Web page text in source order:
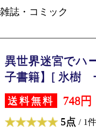
誌・コミック
異世界迷宮でハ
子書籍】[ 氷樹
送料無料 748円
5点 / 1件